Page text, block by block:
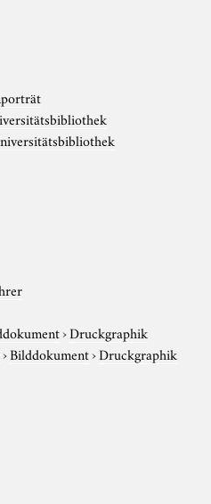
›Druckgraphik
›Bilddokument›Druckgraphik